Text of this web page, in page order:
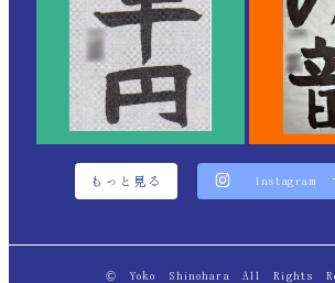
もっと見る Instagram
© Yoko Shinohara All Rights